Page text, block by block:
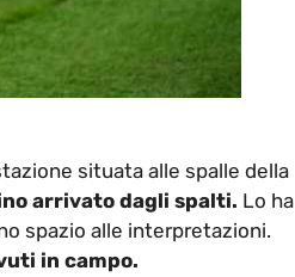
situata alle spalle della
arrivato dagli spalti. Lo ha
spazio alle interpretazioni.
in campo.